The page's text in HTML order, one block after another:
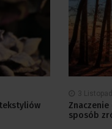
3
sposób